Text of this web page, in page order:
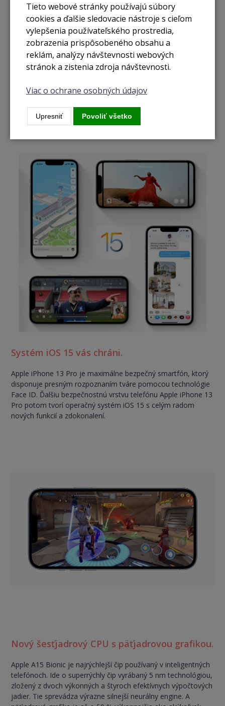
Mobilná sieť rýchlejšia než WiFi.
Samozrejmosťou pre iPhone 13 Pro je integrovaná podpora
vlastný čip s nízkou spotrebou energie. Vďaka tomu má
technológiu úplne pod kontrolou. Zaujímavosťou je funkcia
Smart Data Mode s automatickým prepínaním medzi
vhodnými sieťami.
Systém iOS 15 vás chráni.
Apple iPhone 13 Pro je maximálne bezpečný smartfón, ktorý
disponuje presným rozpoznaním tváre pomocou technológie
Face ID. Ďalšiu bezpečnostnú vrstvu telefónu Apple iPhone 13
Pro potom tvorí operačný systém iOS 15 s celým radom
nových funkcií a zdokonalení.
Nový šesťjadrový CPU s päťjadrovou grafikou.
Apple A15 Bionic je najrýchlejší čip používaný v inteligentných
telefónoch. Ide o superrýchly čip vyrábaný 5 nm technológiou,
zložený z dvoch výkonných a štyroch efektívnych výpočtových
jadier. Tie sprevádza výrazne silnejší neurálny engine. A
Tieto webové stránky používajú súbory
cookies a ďalšie sledovacie nástroje s cieľom
vylepšenia používateľského prostredia,
zobrazenia prispôsobeného obsahu a
reklám, analýzy návštevnosti webových
stránok a zistenia zdroja návštevnosti.
Viac o ochrane osobných údajov
Upresniť Povoliť všetko